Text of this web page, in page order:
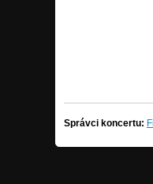
Správci koncertu: